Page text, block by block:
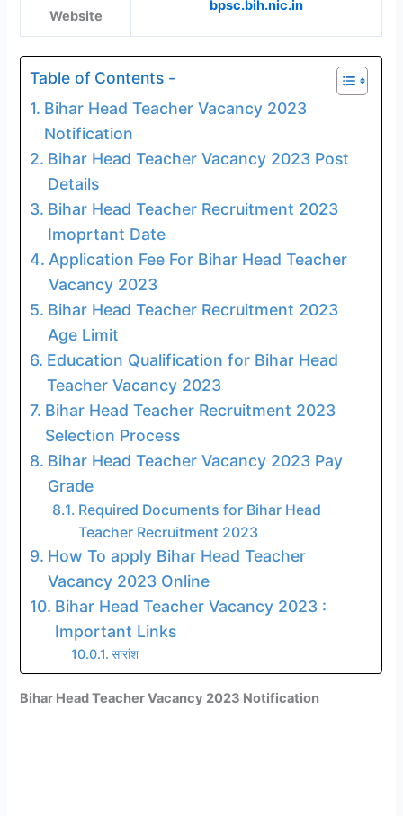
Website
bpsc.bih.nic.in
Table of Contents -
Bihar Head Teacher Vacancy 2023
Notification
Bihar Head Teacher Vacancy 2023 Post
Details
Bihar Head Teacher Recruitment 2023
Imoprtant Date
Application Fee For Bihar Head Teacher
Vacancy 2023
Bihar Head Teacher Recruitment 2023
Age Limit
Education Qualification for Bihar Head
Teacher Vacancy 2023
Bihar Head Teacher Recruitment 2023
Selection Process
Bihar Head Teacher Vacancy 2023 Pay
Grade
Required Documents for Bihar Head
Teacher Recruitment 2023
How To apply Bihar Head Teacher
Vacancy 2023 Online
Bihar Head Teacher Vacancy 2023 :
Important Links
सारांश
Bihar Head Teacher Vacancy 2023 Notification